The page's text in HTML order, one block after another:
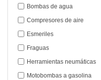
Bombas de agua
Compresores de aire
Esmeriles
Fraguas
Herramientas neumáticas
Motobombas a gasolina